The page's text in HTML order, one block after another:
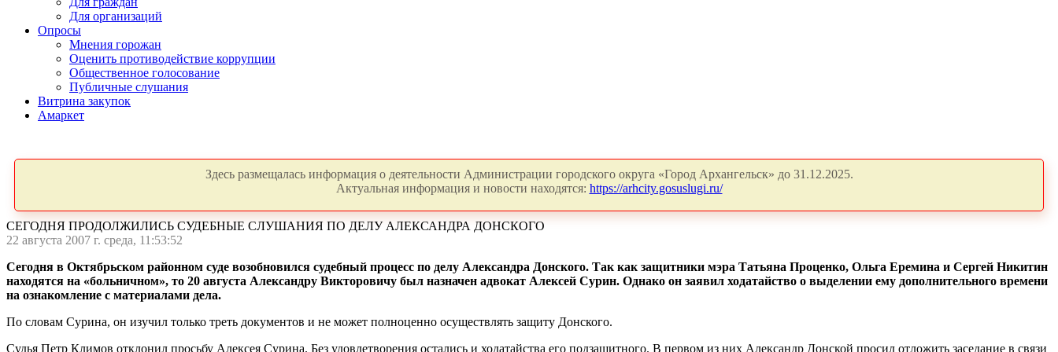
Для организаций
Опросы
Мнения горожан
Оценить противодействие коррупции
Общественное голосование
Публичные слушания
Витрина закупок
Амаркет
Здесь размещалась информация о деятельности Администрации городского округа «Город Архангельск» до 31.12.2025.
Актуальная информация и новости находятся: https://arhcity.gosuslugi.ru/
СЕГОДНЯ ПРОДОЛЖИЛИСЬ СУДЕБНЫЕ СЛУШАНИЯ ПО ДЕЛУ АЛЕКСАНДРА ДОНСКОГО
22 августа 2007 г. среда, 11:53:52
Сегодня в Октябрьском районном суде возобновился судебный процесс по делу Александра Донского. Так как защитники мэра Татьяна Проценко, Ольга Еремина и Сергей Никитин
находятся на «больничном», то 20 августа Александру Викторовичу был назначен адвокат Алексей Сурин. Однако он заявил ходатайство о выделении ему дополнительного времени
на ознакомление с материалами дела.
По словам Сурина, он изучил только треть документов и не может полноценно осуществлять защиту Донского.
Судья Петр Климов отклонил просьбу Алексея Сурина. Без удовлетворения остались и ходатайства его подзащитного. В первом из них Александр Донской просил отложить заседание в связи